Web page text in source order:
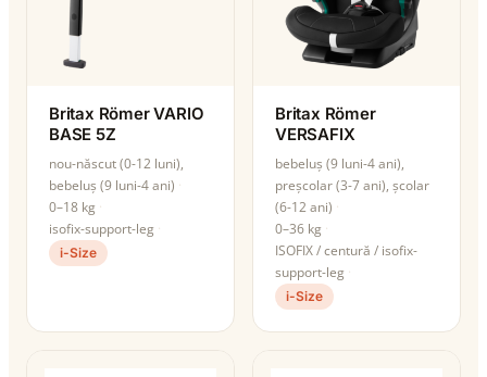
Britax Römer VARIO
BASE 5Z
nou-născut (0-12 luni),
bebeluș (9 luni-4 ani)
0–18 kg
isofix-support-leg
i-Size
Britax Römer
VERSAFIX
bebeluș (9 luni-4 ani),
preșcolar (3-7 ani), școlar
(6-12 ani)
0–36 kg
ISOFIX / centură / isofix-
support-leg
i-Size